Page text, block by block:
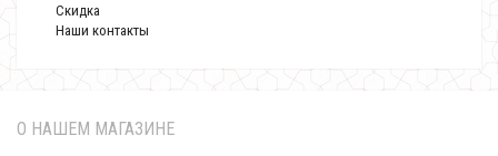
Скидка
Наши контакты
О НАШЕМ МАГАЗИНЕ